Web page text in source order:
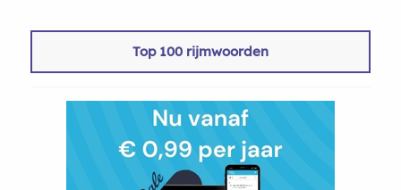
Top 100 rijmwoorden